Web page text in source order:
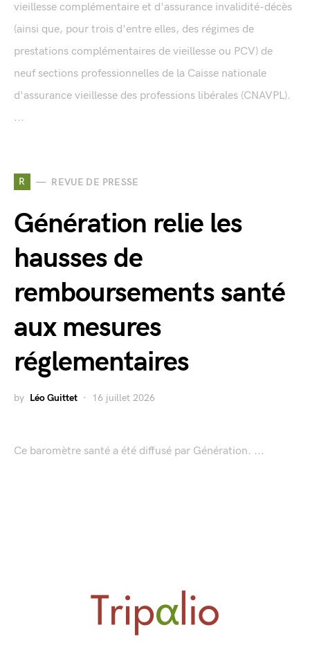
vieillesse complémentaire et d'assurance invalidité-décès
(ainsi que, pour trois d'entre elles, des régimes de
prestations complémentaires de vieillesse ou PCV) de
neuf sections professionnelles de la Caisse nationale
d'assurance vieillesse des professions libérales (CNAVPL).
...
R REVUE DE PRESSE
Génération relie les
hausses de
remboursements santé
aux mesures
réglementaires
by Léo Guittet 16 juillet 2026
Ce baromètre santé a été diffusé par Génération. ...